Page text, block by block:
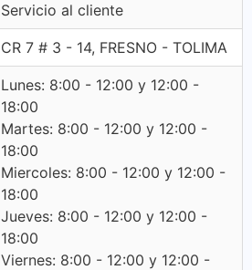
Servicio al cliente
CR 7 # 3 - 14, FRESNO - TOLIMA
Lunes: 8:00 - 12:00 y 12:00 -
18:00
Martes: 8:00 - 12:00 y 12:00 -
18:00
Miercoles: 8:00 - 12:00 y 12:00 -
18:00
Jueves: 8:00 - 12:00 y 12:00 -
18:00
Viernes: 8:00 - 12:00 y 12:00 -